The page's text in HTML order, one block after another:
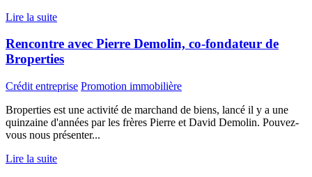
Lire la suite
Rencontre avec Pierre Demolin, co-fondateur de
Broperties
Crédit entreprise Promotion immobilière
Broperties est une activité de marchand de biens, lancé il y a une
quinzaine d'années par les frères Pierre et David Demolin. Pouvez-
vous nous présenter...
Lire la suite